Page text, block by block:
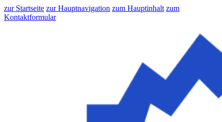
zur Startseite zur Hauptnavigation zum Hauptinhalt zum
Kontaktformular